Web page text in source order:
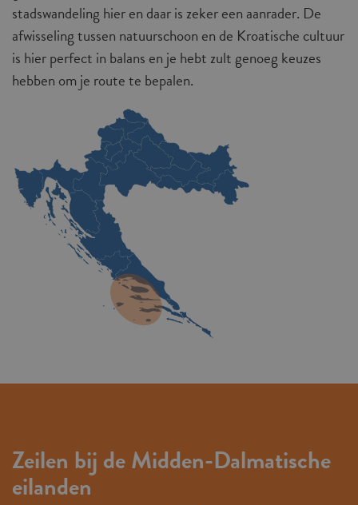
stadswandeling hier en daar is zeker een aanrader. De
afwisseling tussen natuurschoon en de Kroatische cultuur
is hier perfect in balans en je hebt zult genoeg keuzes
hebben om je route te bepalen.
Zeilen bij de Midden-Dalmatische
eilanden